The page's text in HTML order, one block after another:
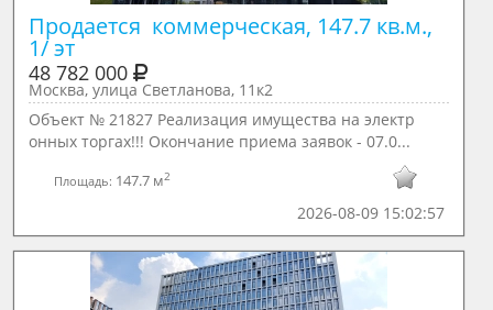
Продается  коммерческая, 147.7 кв.м.,
1/ эт
48 782 000
Москва, улица Светланова, 11к2
Объект № 21827 Реализация имущества на электр
онных торгах!!! Окончание приема заявок - 07.0...
Площадь: 147.7 м2
2026-08-09 15:02:57